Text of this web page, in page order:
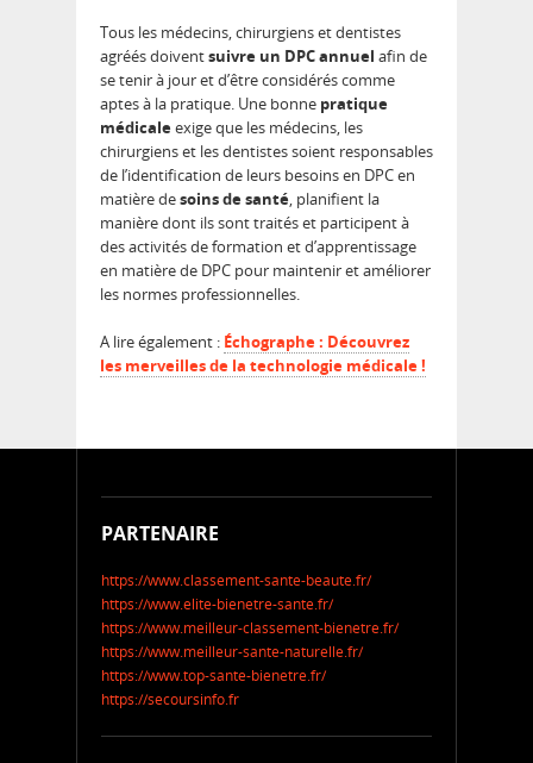
Tous les médecins, chirurgiens et dentistes
agréés doiventsuivre un DPC annuel afin de
se tenir à jour et d’être considérés comme
aptes à la pratique. Une bonne pratique
médicaleexige que les médecins, les
chirurgiens et les dentistes soient responsables
de l’identification de leurs besoins en DPC en
matière desoins de santé, planifient la
manière dont ils sont traités et participent à
des activités de formation et d’apprentissage
en matière de DPC pour maintenir et améliorer
les normes professionnelles.
A lire également : Échographe : Découvrez
les merveilles de la technologie médicale !
PARTENAIRE
https://www.classement-sante-beaute.fr/
https://www.elite-bienetre-sante.fr/
https://www.meilleur-classement-bienetre.fr/
https://www.meilleur-sante-naturelle.fr/
https://www.top-sante-bienetre.fr/
https://secoursinfo.fr